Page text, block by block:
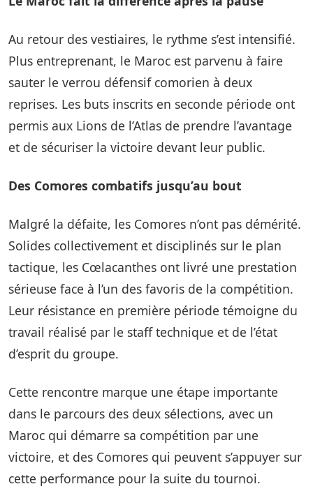
Au retour des vestiaires, le rythme s’est intensifié.
Plus entreprenant, le Maroc est parvenu à faire
sauter le verrou défensif comorien à deux
reprises. Les buts inscrits en seconde période ont
permis aux Lions de l’Atlas de prendre l’avantage
et de sécuriser la victoire devant leur public.
Des Comores combatifs jusqu’au bout
Malgré la défaite, les Comores n’ont pas démérité.
Solides collectivement et disciplinés sur le plan
tactique, les Cœlacanthes ont livré une prestation
sérieuse face à l’un des favoris de la compétition.
Leur résistance en première période témoigne du
travail réalisé par le staff technique et de l’état
d’esprit du groupe.
Cette rencontre marque une étape importante
dans le parcours des deux sélections, avec un
Maroc qui démarre sa compétition par une
victoire, et des Comores qui peuvent s’appuyer sur
cette performance pour la suite du tournoi.